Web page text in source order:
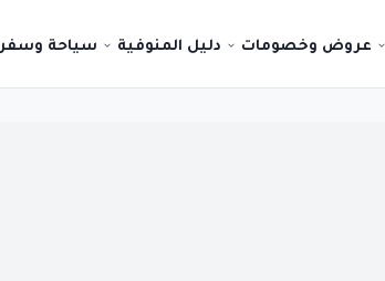
عروض وخصومات دليل المنوفية سياحة وسفر